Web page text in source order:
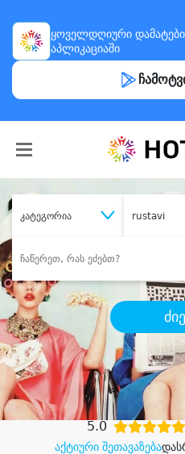
ყოველდღიური
აპლიკაციაში
კატეგორია rustavi
შეიძინე
დიდი
აქტიური შეთავაზება
5.0